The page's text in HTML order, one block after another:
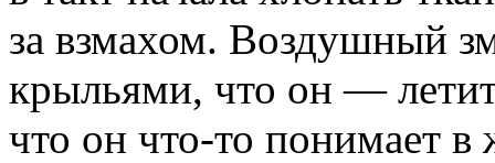
за взмахом. Воздушный
крыльями, что он —
что он что-то понимает